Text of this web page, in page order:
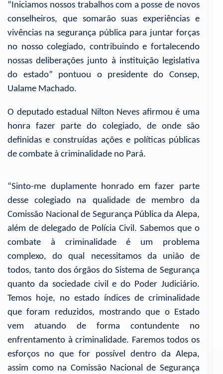
“Iniciamos nossos trabalhos com a posse de novos
conselheiros, que somarão suas experiências e
vivências na segurança pública para juntar forças
no nosso colegiado, contribuindo e fortalecendo
nossas deliberações junto à instituição legislativa
do estado” pontuou o presidente do Consep,
Ualame Machado.
O deputado estadual Nilton Neves afirmou é uma
honra fazer parte do colegiado, de onde são
definidas e construídas ações e políticas públicas
de combate à criminalidade no Pará.
“Sinto-me duplamente honrado em fazer parte
desse colegiado na qualidade de membro da
Comissão Nacional de Segurança Pública da Alepa,
além de delegado de Polícia Civil. Sabemos que o
combate à criminalidade é um problema
complexo, do qual necessitamos da união de
todos, tanto dos órgãos do Sistema de Segurança
quanto da sociedade civil e do Poder Judiciário.
Temos hoje, no estado índices de criminalidade
que foram reduzidos, mostrando que o Estado
vem atuando de forma contundente no
enfrentamento à criminalidade. Faremos todos os
esforços no que for possível dentro da Alepa,
assim como na Comissão Nacional de Segurança